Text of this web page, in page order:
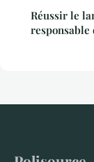
Réussir le
responsable